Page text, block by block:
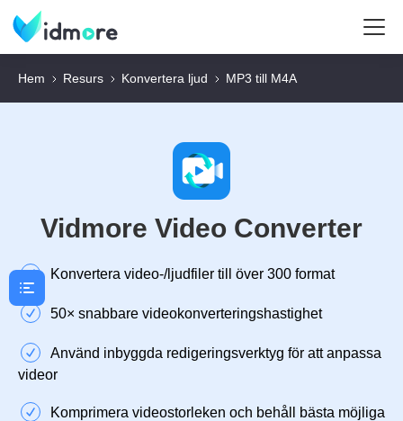
Hem Resurs Konvertera ljud MP3 till M4A
Vidmore Video Converter
Konvertera video-/ljudfiler till över 300 format
50× snabbare videokonverteringshastighet
Använd inbyggda redigeringsverktyg för att anpassa
videor
Komprimera videostorleken och behåll bästa möjliga